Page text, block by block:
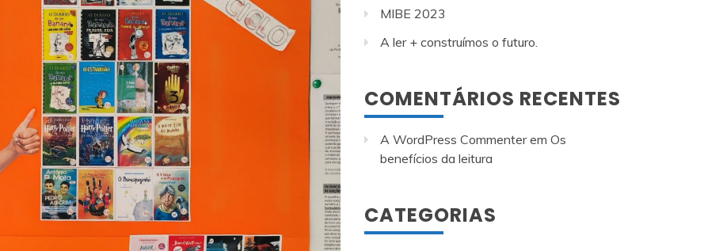
MIBE 2023
A ler + construímos o futuro.
COMENTÁRIOS RECENTES
A WordPress Commenter em Os
benefícios da leitura
CATEGORIAS